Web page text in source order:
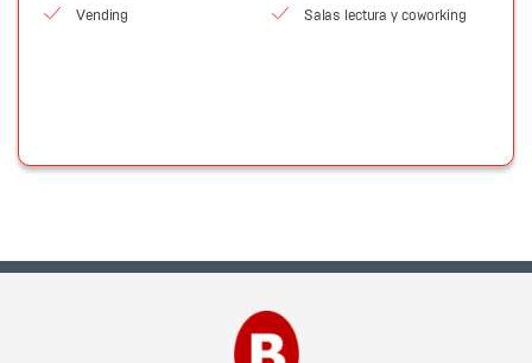
Vending Salas lectura y coworking